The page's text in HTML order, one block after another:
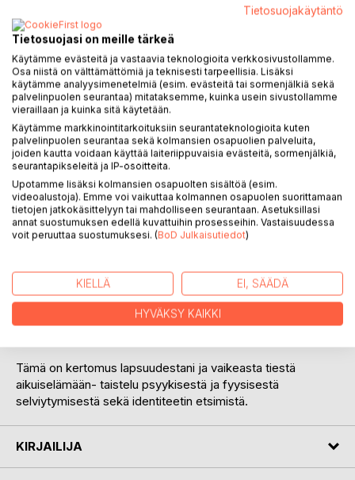
LISÄÄ OSTOSKORIIN
Lisää muistilistalle
Arvostele tuote
KUVAUS
Veljeni ja minut sioitettiin kasvattiperheeseen 1978. Meidät
otettiin kodista, jossa meidät oli jätetty heitteille ja jossa oli
väärinkäyttöä ja sijoitettiin paikkaan, jossa oli fyysistä ja
psyykkistä väkivaltaa eivätkä viranomaiset suorittaneet
Tämä on kertomus lapsuudestani ja vaikeasta tiestä
aikuiselämään- taistelu psyykisestä ja fyysisestä
selviytymisestä sekä identiteetin etsimistä.
KIRJAILIJA
Tietosuojakäytäntö
Tietosuojasi on meille tärkeä
Käytämme evästeitä ja vastaavia teknologioita verkkosivustollamme.
Osa niistä on välttämättömiä ja teknisesti tarpeellisia. Lisäksi
käytämme analyysimenetelmiä (esim. evästeitä tai sormenjälkiä sekä
palvelinpuolen seurantaa) mitataksemme, kuinka usein sivustollamme
vieraillaan ja kuinka sitä käytetään.
Käytämme markkinointitarkoituksiin seurantateknologioita kuten
palvelinpuolen seurantaa sekä kolmansien osapuolien palveluita,
joiden kautta voidaan käyttää laiteriippuvaisia evästeitä, sormenjälkiä,
seurantapikseleitä ja IP-osoitteita.
Upotamme lisäksi kolmansien osapuolten sisältöä (esim.
videoalustoja). Emme voi vaikuttaa kolmannen osapuolen suorittamaan
tietojen jatkokäsittelyyn tai mahdolliseen seurantaan. Asetuksillasi
annat suostumuksen edellä kuvattuihin prosesseihin. Vastaisuudessa
voit peruuttaa suostumuksesi. (BoD Julkaisutiedot)
KIELLÄ EI, SÄÄDÄ
HYVÄKSY KAIKKI